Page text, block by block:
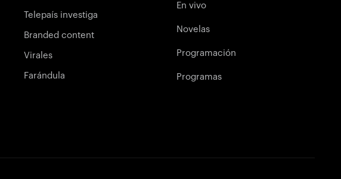
Telepaís investiga
Branded content
Virales
Farándula
En vivo
Novelas
Programación
Programas